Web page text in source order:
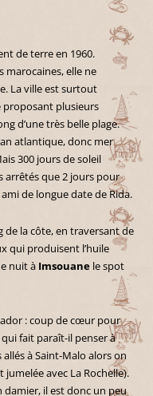
de terre en 1960.
marocaines, elle ne
La ville est surtout
plusieurs
d’une très belle plage.
atlantique, donc mer
300 jours de soleil
arrêtés que 2 jours pour
de longue date de Rida.
la côte, en traversant de
qui produisent l’huile
nuit à Imsouane le spot
: coup de cœur pour
fait paraît-il penser à
à Saint-Malo alors on
avec La Rochelle).
il est donc un peu